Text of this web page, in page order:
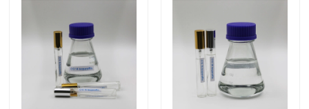
Gevallen
Isoparaffinvloeistof